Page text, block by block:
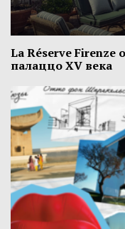
La Réserve Firenze
палаццо XV века